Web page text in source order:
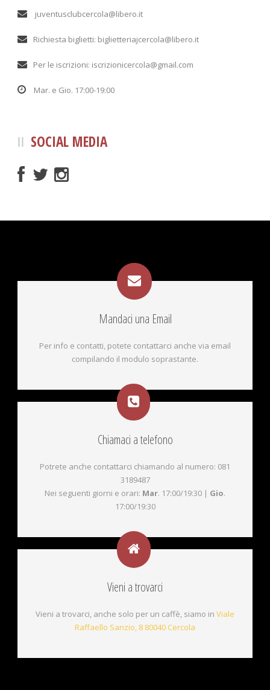
juventusclubcercola@libero.it
Richiesta biglietti: biglietteriajcercola@libero.it
Per le iscrizioni: iscrizionicercola@gmail.com
Mar. e Gio. 17:00-19:00
SOCIAL MEDIA
Mandaci una Email
Per info e contatti, potete contattarci anche via email
compilando il modulo soprastante.
Chiamaci a telefono
Potrete anche contattarci chiamando al numero: 081
3189487
Nei seguenti giorni e orari: Mar. 17:00/19:30 | Gio.
17:00/19:30
Vieni a trovarci
Vieni a trovarci, anche solo per un caffè, siamo in Viale
Raffaello Sanzio, 8 80040 Cercola